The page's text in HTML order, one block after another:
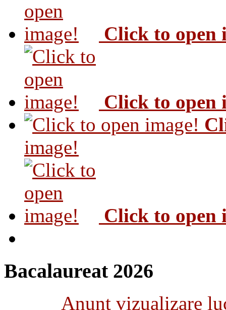
Click to open
Click to open
image!
Click to open
Bacalaureat 2026
Anunţ vizualizare